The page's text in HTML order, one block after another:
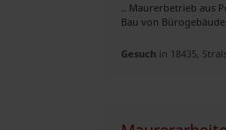
.. Maurerbetrieb aus
Bau von
Gesuch in 18435,